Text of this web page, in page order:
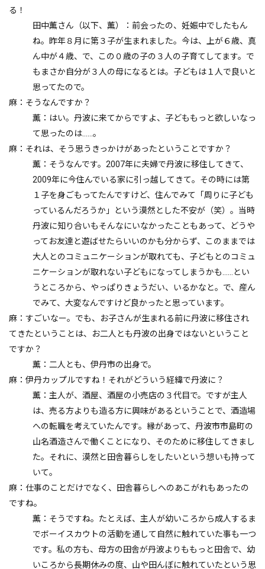
る！
田中薫さん（以下、薫）：前会ったの、妊娠中でしたもん
ね。昨年８月に第３子が生まれました。今は、上が６歳、真
ん中が４歳、で、この０歳の子の３人の子育てしてます。で
もまさか自分が３人の母になるとは。子どもは１人で良いと
思ってたので。
麻：そうなんですか？
薫：はい。丹波に来てからですよ、子どももっと欲しいなっ
て思ったのは……。
麻：それは、そう思うきっかけがあったということですか？
薫：そうなんです。2007年に夫婦で丹波に移住してきて、
2009年に今住んでいる家に引っ越してきて。その時には第
１子を身ごもってたんですけど、住んでみて「周りに子ども
っているんだろうか」という漠然とした不安が（笑）。当時
丹波に知り合いもそんなにいなかったこともあって、どうや
ってお友達と遊ばせたらいいのかも分からず、このままでは
大人とのコミュニケーションが取れても、子どもとのコミュ
ニケーションが取れない子どもになってしまうかも……とい
うところから、やっぱりきょうだい、いるかなと。で、産ん
でみて、大変なんですけど良かったと思っています。
麻：すごいなー。でも、お子さんが生まれる前に丹波に移住され
てきたということは、お二人とも丹波の出身ではないということ
ですか？
薫：二人とも、伊丹市の出身で。
麻：伊丹カップルですね！それがどういう経緯で丹波に？
薫：主人が、酒屋、酒屋の小売店の３代目で。ですが主人
は、売る方よりも造る方に興味があるということで、酒造場
への転職を考えていたんです。縁があって、丹波市市島町の
山名酒造さんで働くことになり、そのために移住してきまし
た。それに、漠然と田舎暮らしをしたいという想いも持って
いて。
麻：仕事のことだけでなく、田舎暮らしへのあこがれもあったの
ですね。
薫：そうですね。たとえば、主人が幼いころから成人するま
でボーイスカウトの活動を通して自然に触れていた事も一つ
です。私の方も、母方の田舎が丹波よりももっと田舎で、幼
いころから長期休みの度、山や田んぼに触れていたという思